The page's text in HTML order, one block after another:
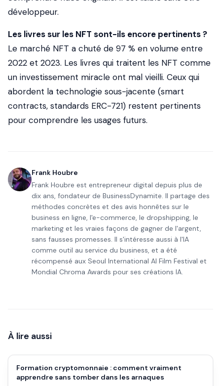
développeur.
Les livres sur les NFT sont-ils encore pertinents ?
Le marché NFT a chuté de 97 % en volume entre
2022 et 2023. Les livres qui traitent les NFT comme
un investissement miracle ont mal vieilli. Ceux qui
abordent la technologie sous-jacente (smart
contracts, standards ERC-721) restent pertinents
pour comprendre les usages futurs.
Frank Houbre
Frank Houbre est entrepreneur digital depuis plus de
dix ans, fondateur de BusinessDynamite. Il partage des
méthodes concrètes et des avis honnêtes sur le
business en ligne, l'e-commerce, le dropshipping, le
marketing et les vraies façons de gagner de l'argent,
sans fausses promesses. Il s'intéresse aussi à l'IA
comme outil au service du business, et a été
récompensé aux Seoul International AI Film Festival et
Mondial Chroma Awards pour ses créations IA.
À lire aussi
Formation cryptomonnaie : comment vraiment
apprendre sans tomber dans les arnaques